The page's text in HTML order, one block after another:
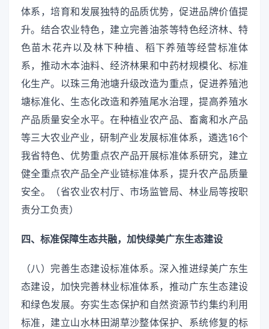
体系，培育和发展独特的品质优势，促进品牌价值提
升。结合农业特色，建立完善油茶等特色经济林、特
色苗木花卉以及林下种植、稻下养殖等经营标准体
系，推动木本油料、经济林果和中药材规模化、标准
化生产。以珠三角池塘升级改造为重点，促进养殖池
塘标准化、生态化改造和养殖尾水治理，提高养殖水
产品质量安全水平。在种植业农产品、畜禽和水产品
等三大农业产业，研制产业发展标准体系，遴选16个
我省特色、优势重点农产品开展标准体系研究，建立
健全重点农产品全产业链标准体系，提升农产品质量
安全。（省农业农村厅、市场监管局、林业局等按职
责分工负责）
四、标准保障生态共融，加快绿美广东生态建设
（八）完善生态建设标准体系。深入推进绿美广东生
态建设，加快完善林业标准体系，推动广东生态建设
和绿色发展。夯实生态保护和自然资源节约集约利用
标准，建立山水林田湖草沙整体保护、系统修复的标